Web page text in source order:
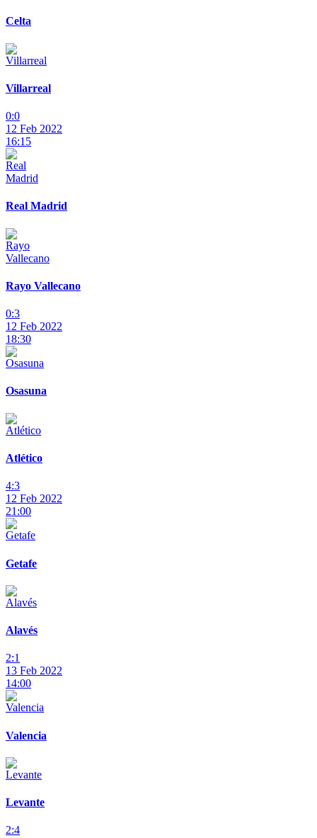
Celta
Villarreal
0:0
12 Feb 2022
16:15
Real Madrid
Rayo Vallecano
0:3
12 Feb 2022
18:30
Osasuna
Atlético
4:3
12 Feb 2022
21:00
Getafe
Alavés
2:1
13 Feb 2022
14:00
Valencia
Levante
2:4